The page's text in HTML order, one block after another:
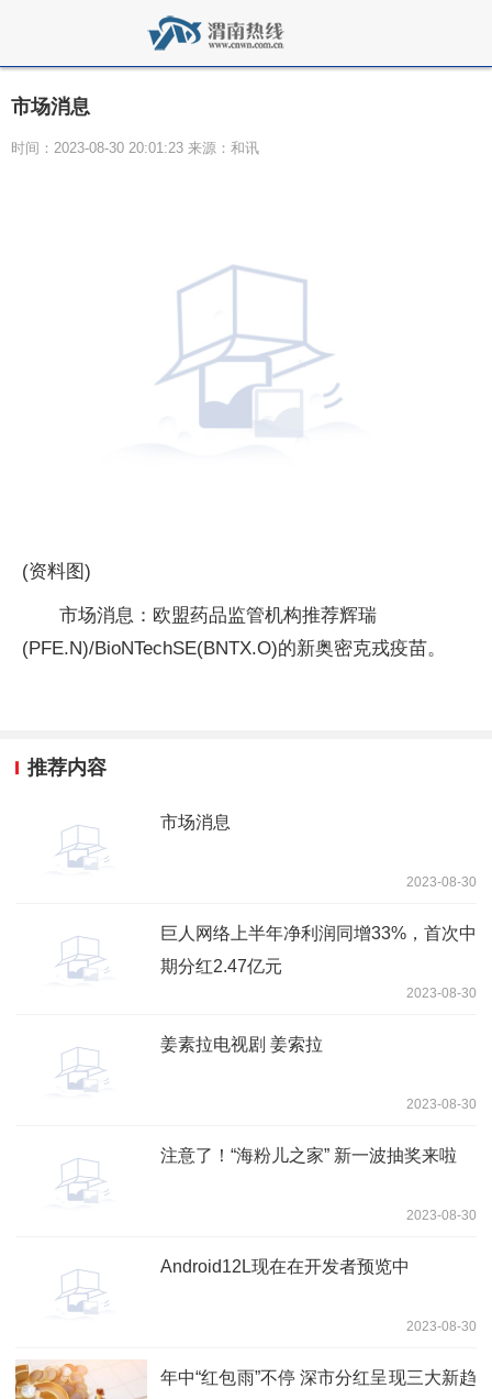
市场消息
时间：2023-08-30 20:01:23 来源：和讯
(资料图)
市场消息：欧盟药品监管机构推荐辉瑞
(PFE.N)/BioNTechSE(BNTX.O)的新奥密克戎疫苗。
推荐内容
市场消息
2023-08-30
巨人网络上半年净利润同增33%，首次中
期分红2.47亿元
2023-08-30
姜素拉电视剧 姜索拉
2023-08-30
注意了！“海粉儿之家” 新一波抽奖来啦
2023-08-30
Android12L现在在开发者预览中
2023-08-30
年中“红包雨”不停 深市分红呈现三大新趋